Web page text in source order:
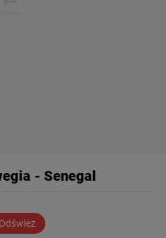
- Senegal
Odśwież